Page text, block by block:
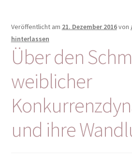
CLAUDIA TAVERNA
Woman-Circle
Erfahrungen
Warenkorb
Veröffentlicht am 21. Dezember 2016von
hinterlassen
Über den
weiblicher
und ihre